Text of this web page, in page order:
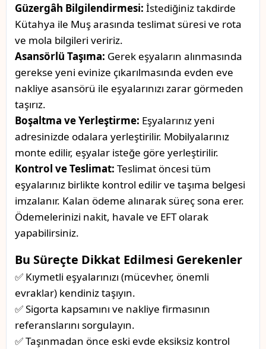
Güzergâh Bilgilendirmesi: İstediğiniz takdirde
Kütahya ile Muş arasında teslimat süresi ve rota
ve mola bilgileri veririz.
Asansörlü Taşıma: Gerek eşyaların alınmasında
gerekse yeni evinize çıkarılmasında evden eve
nakliye asansörü ile eşyalarınızı zarar görmeden
taşırız.
Boşaltma ve Yerleştirme: Eşyalarınız yeni
adresinizde odalara yerleştirilir. Mobilyalarınız
monte edilir, eşyalar isteğe göre yerleştirilir.
Kontrol ve Teslimat: Teslimat öncesi tüm
eşyalarınız birlikte kontrol edilir ve taşıma belgesi
imzalanır. Kalan ödeme alınarak süreç sona erer.
Ödemelerinizi nakit, havale ve EFT olarak
yapabilirsiniz.
Bu Süreçte Dikkat Edilmesi Gerekenler
✅ Kıymetli eşyalarınızı (mücevher, önemli
evraklar) kendiniz taşıyın.
✅ Sigorta kapsamını ve nakliye firmasının
referanslarını sorgulayın.
✅ Taşınmadan önce eski evde eksiksiz kontrol